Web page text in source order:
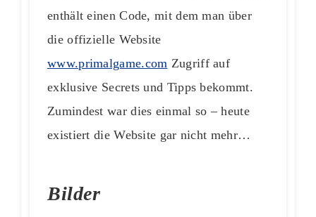
enthält einen Code, mit dem man über
die offizielle Website
www.primalgame.com Zugriff auf
exklusive Secrets und Tipps bekommt.
Zumindest war dies einmal so – heute
existiert die Website gar nicht mehr…
Bilder